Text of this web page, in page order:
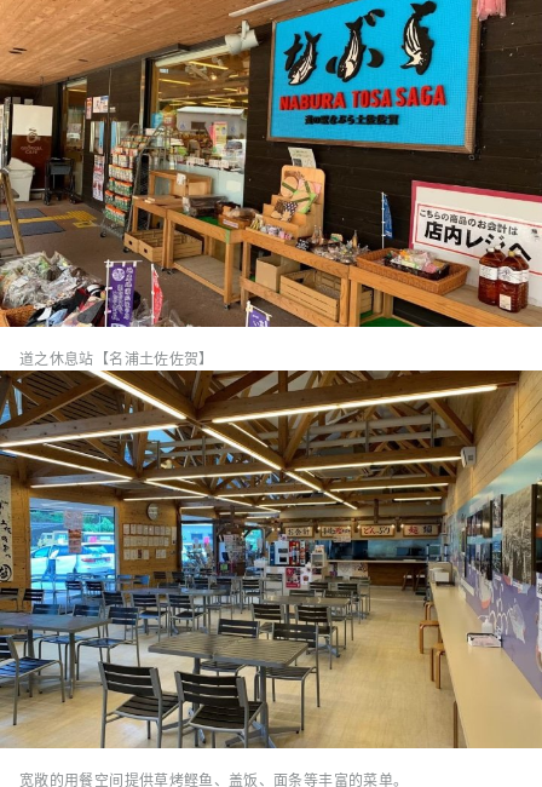
道之休息站【名浦土佐佐贺】
宽敞的用餐空间提供草烤鲣鱼、盖饭、面条等丰富的菜单。